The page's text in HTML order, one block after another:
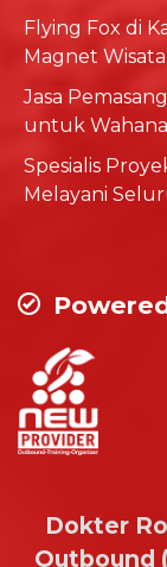
Flying Fox di
Magnet
Jasa
untuk
Spesialis
Melayani
Dokter
Outbound